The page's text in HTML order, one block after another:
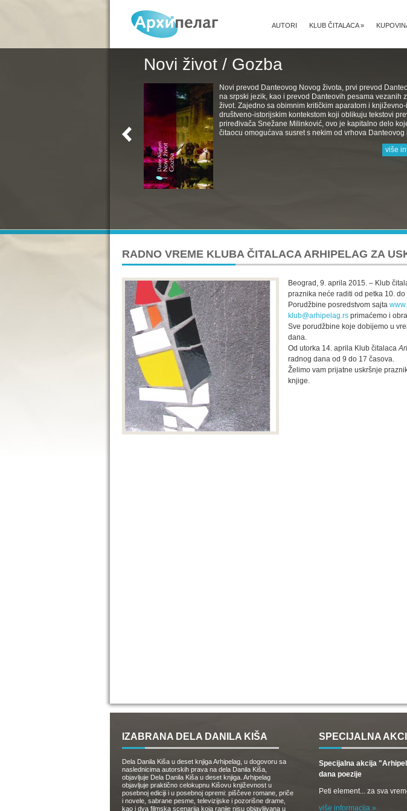
KLUB ČITALACA»
AUTORI
Novi život / Gozba
Novi prevod Danteovog Novog života, prvi prevod
na srpski jezik, kao i prevod Danteovih pesama vezanih
život. Zajedno sa obimnim kritičkim aparatom i
društveno-istorijskim kontekstom koji oblikuju tekstovi
priređivača Snežane Milinković, ovo je kapitalno delo
čitaocu omogućava susret s nekim od vrhova Danteovog
više
RADNO VREME KLUBA ČITALACA ARHIPELAG ZA
Beograd, 9. aprila 2015. – Klub
praznika neće raditi od petka 10.
Porudžbine posredstvom sajta
klub@arhipelag.rs primaćemo i
Sve porudžbine koje dobijemo u
dana.
Od utorka 14. aprila Klub čitalaca
radnog dana od 9 do 17 časova.
Želimo vam prijatne uskršnje
knjige.
IZABRANA DELA DANILA KIŠA
Dela Danila Kiša u deset knjiga Arhipelag, u dogovoru sa
naslednicima autorskih prava na dela Danila Kiša,
objavljuje Dela Danila Kiša u deset knjiga. Arhipelag
objavljuje praktično celokupnu Kišovu književnost u
posebnoj ediciji i u posebnoj opremi: piščeve romane, priče
i novele, sabrane pesme, televizijske i pozorišne drame,
kao i dva filmska scenarija koja ranije nisu objavljivana u
SPECIJALNA
Specijalna akcija
dana poezije
Peti element... za sva
više informacija »